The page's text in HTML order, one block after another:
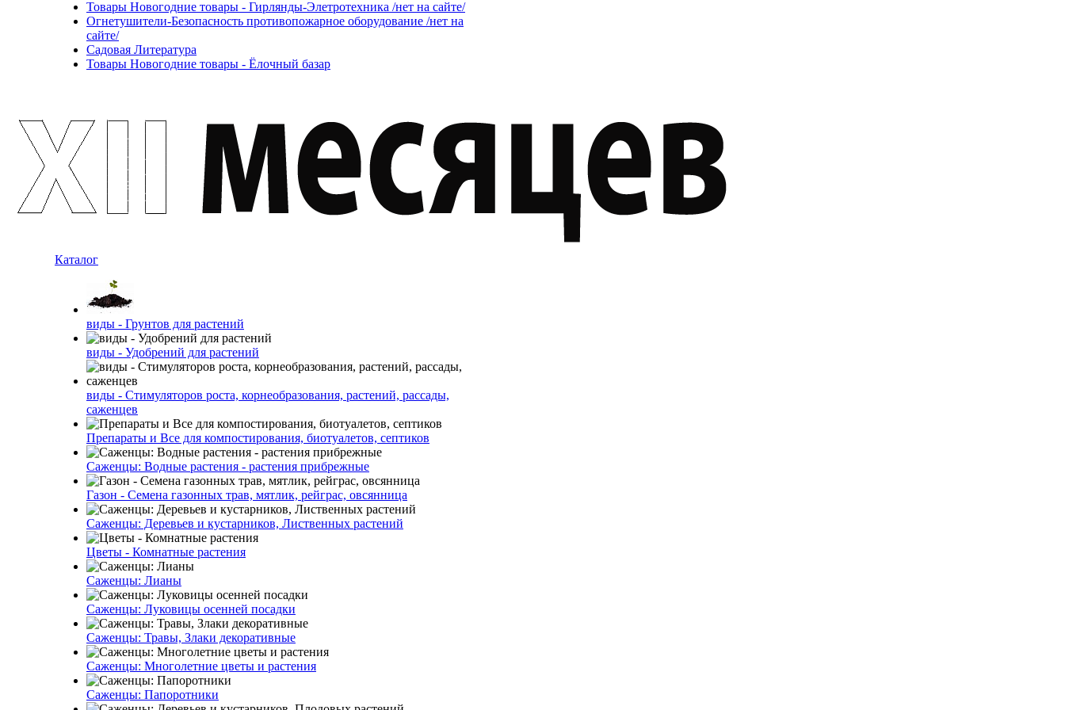
Товары Новогодние товары - Гирлянды-Элетротехника /нет на сайте/
Огнетушители-Безопасность противопожарное оборудование /нет на
сайте/
Садовая Литература
Товары Новогодние товары - Ёлочный базар
Каталог
виды - Грунтов для растений
виды - Удобрений для растений
виды - Стимуляторов роста, корнеобразования, растений, рассады,
саженцев
Препараты и Все для компостирования, биотуалетов, септиков
Саженцы: Водные растения - растения прибрежные
Газон - Семена газонных трав, мятлик, рейграс, овсянница
Саженцы: Деревьев и кустарников, Лиственных растений
Цветы - Комнатные растения
Саженцы: Лианы
Саженцы: Луковицы осенней посадки
Саженцы: Травы, Злаки декоративные
Саженцы: Многолетние цветы и растения
Саженцы: Папоротники